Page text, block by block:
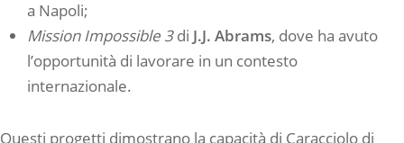
a Napoli;
Mission Impossible 3di J.J. Abrams, dove ha avuto
l’opportunità di lavorare in un contesto
internazionale.
Questi progetti dimostrano la capacità di Caracciolo di